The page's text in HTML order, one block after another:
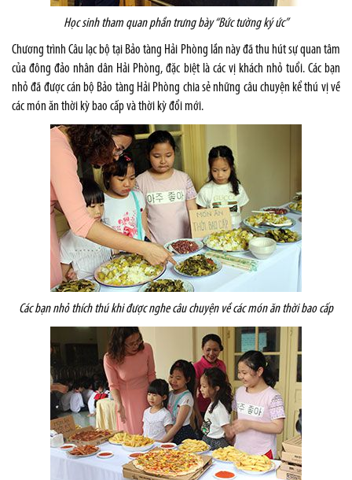
Học sinh tham quan phần trưng bày “Bức tường ký ức”
Chương trình Câu lạc bộ tại Bảo tàng Hải Phòng lần này đã thu hút sự quan tâm
của đông đảo nhân dân Hải Phòng, đặc biệt là các vị khách nhỏ tuổi. Các bạn
nhỏ đã được cán bộ Bảo tàng Hải Phòng chia sẻ những câu chuyện kể thú vị về
các món ăn thời kỳ bao cấp và thời kỳ đổi mới.
Các bạn nhỏ thích thú khi được nghe câu chuyện về các món ăn thời bao cấp